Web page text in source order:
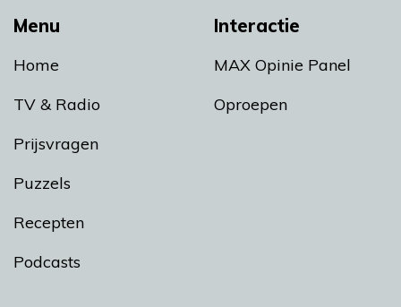
Menu
Home
TV & Radio
Prijsvragen
Puzzels
Recepten
Podcasts
Interactie
MAX Opinie Panel
Oproepen